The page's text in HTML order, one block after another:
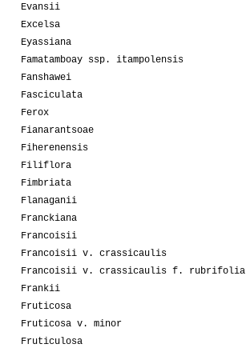
Evansii
Excelsa
Eyassiana
Famatamboay ssp. itampolensis
Fanshawei
Fasciculata
Ferox
Fianarantsoae
Fiherenensis
Filiflora
Fimbriata
Flanaganii
Franckiana
Francoisii
Francoisii v. crassicaulis
Francoisii v. crassicaulis f. rubrifolia
Frankii
Fruticosa
Fruticosa v. minor
Fruticulosa